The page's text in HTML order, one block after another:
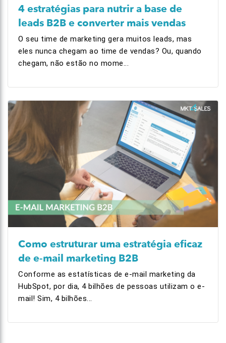
4 estratégias para nutrir a base de
leads B2B e converter mais vendas
O seu time de marketing gera muitos leads, mas
eles nunca chegam ao time de vendas? Ou, quando
chegam, não estão no mome...
Como estruturar uma estratégia eficaz
de e-mail marketing B2B
Conforme as estatísticas de e-mail marketing da
HubSpot, por dia, 4 bilhões de pessoas utilizam o e-
mail! Sim, 4 bilhões...